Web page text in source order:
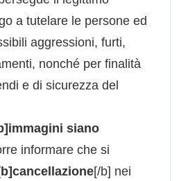
a tutelare le persone ed
aggressioni, furti,
nonché per finalità
e di sicurezza del
siano
informare che si
[/b] nei